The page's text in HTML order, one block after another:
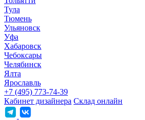
Тула
Тюмень
Ульяновск
Уфа
Хабаровск
Чебоксары
Челябинск
Ялта
Ярославль
+7 (495) 773-74-39
Кабинет дизайнера Склад онлайн